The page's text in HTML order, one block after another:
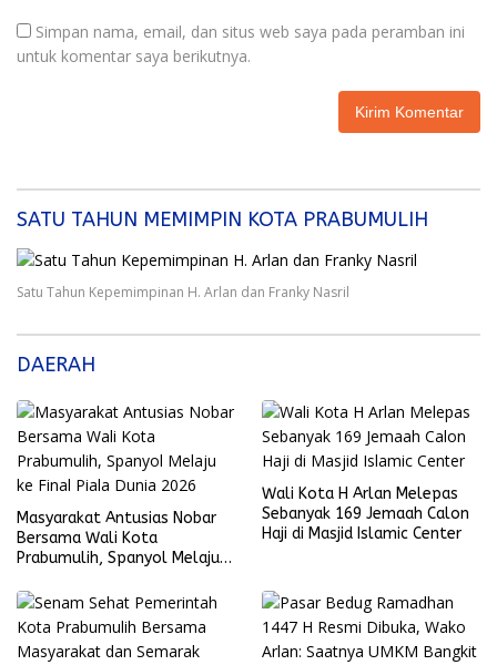
Simpan nama, email, dan situs web saya pada peramban ini
untuk komentar saya berikutnya.
SATU TAHUN MEMIMPIN KOTA PRABUMULIH
Satu Tahun Kepemimpinan H. Arlan dan Franky Nasril
DAERAH
Masyarakat Antusias Nobar
Bersama Wali Kota
Prabumulih, Spanyol Melaju
Wali Kota H Arlan Melepas
Sebanyak 169 Jemaah Calon
Haji di Masjid Islamic Center